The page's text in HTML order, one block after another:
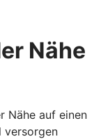
Nähe
Nähe auf einen
versorgen